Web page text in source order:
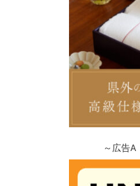
～広告A